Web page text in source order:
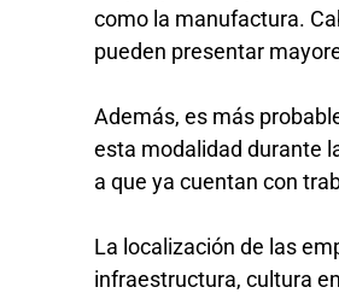
como la manufactura.
pueden presentar
Además, es más
esta modalidad durante
a que ya cuentan con
La localización de las
infraestructura, cultura